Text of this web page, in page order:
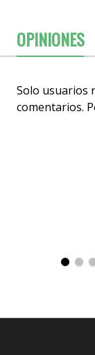
OPINIONES
Solo usuarios
comentarios.